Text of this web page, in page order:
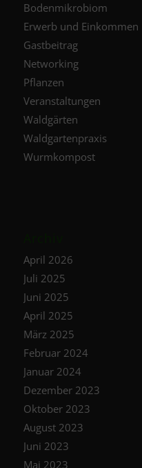
Bodenmikrobiom
Erwerb und Einkommen
Gastbeitrag
Networking
Pflanzen
Veranstaltungen
Waldgärten
Waldgartenpraxis
Wurmkompost
April 2026
Juli 2025
Juni 2025
April 2025
März 2025
Februar 2024
Januar 2024
Dezember 2023
Oktober 2023
August 2023
Juni 2023
Mai 2023